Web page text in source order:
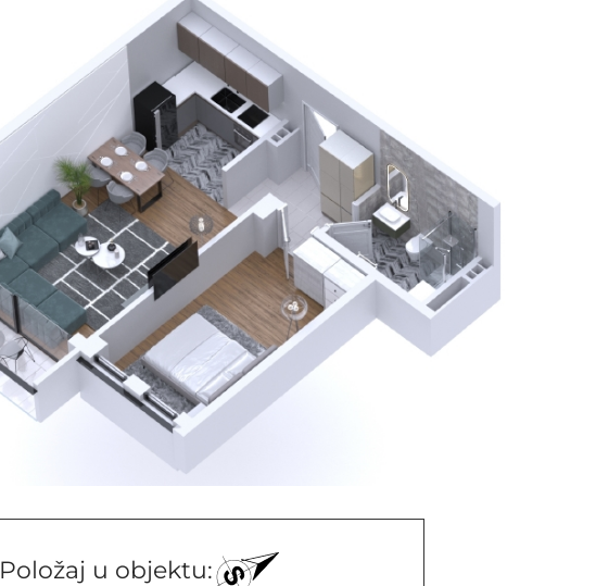
Položaj u objektu: